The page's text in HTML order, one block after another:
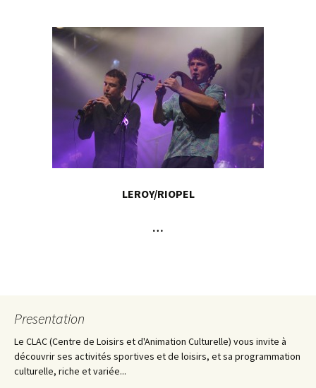
LEROY/RIOPEL
…
Presentation
Le CLAC (Centre de Loisirs et d'Animation Culturelle) vous invite à
découvrir ses activités sportives et de loisirs, et sa programmation
culturelle, riche et variée...